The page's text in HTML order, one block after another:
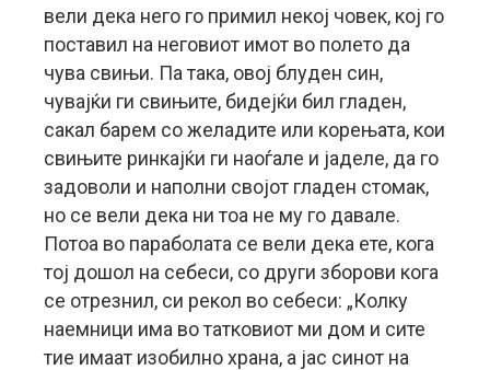
вели дека него го примил некој човек, кој го
поставил на неговиот имот во полето да
чува свињи. Па така, овој блуден син,
чувајќи ги свињите, бидејќи бил гладен,
сакал барем со желадите или корењата, кои
свињите ринкајќи ги наоѓале и јаделе, да го
задоволи и наполни својот гладен стомак,
но се вели дека ни тоа не му го давале.
Потоа во параболата се вели дека ете, кога
тој дошол на себеси, со други зборови кога
се отрезнил, си рекол во себеси: „Колку
наемници има во татковиот ми дом и сите
тие имаат изобилно храна, а јас синот на